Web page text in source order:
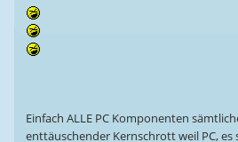
Einfach ALLE PC Komponenten
enttäuschender Kernschrott weil PC, es